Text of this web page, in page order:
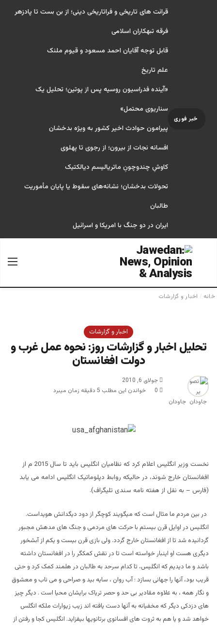
خبر فوری
قرائت های تاریخی و فراتاریخی دینی؛ از بن بست تا پادزهر
فرقه تبهکاران اسلامی
قابل توجه آقایان احمد مسعود و قیوم ملنک
علم تاریخ
«آینده فدراسیون روسیه پس از پوتین؛ تحلیل یک
سناریوی محتمل»
پیرامون حوادث اخیر کشور به ویژه بدخشان
افسانه نجات از بیرون؛ از رجوی تا پهلوی
کاوشِ چندو‌چونِ ماتریالیسم دیالکتیک
تحولات بدخشان؛ نشانه‌های سقوط یا پایان مأموریت
طالبان
ایران در دو جنگ با امریکا و اسرائیل
جستجو برای
خانه / اخبار و گزارشات
اخبار و گزارشات
تحلیل اخبار و گزارشات روز: نحوه عمل غرب و
دولت افغانستان
جاودان
جولای 6, 2010
0
خواندن این مطلب 5 دقیقه زمان میبرد
نخست وزیر انگلیس اعلام کرد که نظامیان انگلیس باید تا سال 2015 م از
افغانستان خارج شوند، در حالیکه روابط دپلوماتیک انگلیس ادامه می یابد
(فارس – به نقل از هفته نامه سندی تلیگراف).
در بین مردم ما مثال است که میگویند کوچگر از دود دیگدانش هویداست.
انگلیس در اوایل قرن بیستم با حرکت های مردمی و جنگ های مدهش مجبور
گردانیده شد تا از افغانستان خارج گردد. ولی بازی قرن بیست و یکم از آبشخور
دیگری هست او اینبار خواسته است تا در نقش کمکگر را در افغانستان داشته
باشد و ما دیدیم که انگلیس، تا کدام سرحد به طالبان در هلمند کمک کرد و حتی
قریب بود، آنها را جهانی بسازد ؛ آب روان ، سایه بید و صراحی و می ناب و معشوق
و نگار همه ، به علاوه مقادیر بی حد و حصر تریاک برایشان محیا است . دیگر چیز
های دزدکی دیگر که مخفیانه به آنها دست یافته اند زیب زیوارات ملکه انگلس
خواهد شد و یا هم به ثروت های افسانوی برتانویها بیفزاید. انگلیس کجا و رفتن از